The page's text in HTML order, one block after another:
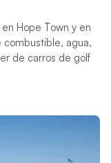
Hope Town y en
combustible, agua,
de carros de golf